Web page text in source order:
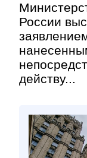
России
действу...